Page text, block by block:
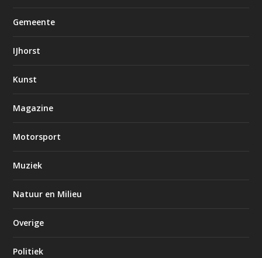
Gemeente
IJhorst
Kunst
Magazine
Motorsport
Muziek
Natuur en Milieu
Overige
Politiek